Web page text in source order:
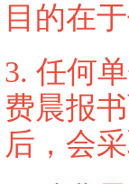
目的在
3. 任何
费晨报
后，会